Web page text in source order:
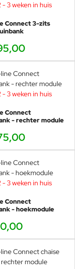
design en wij
functionaliteit.
in gedachten om
producten die
comfortabeler
ook nauw samen
- 3 weken in huis
Connect 3-zits
- 3 weken in huis
Connect
- rechter module
- 3 weken in huis
Connect
- hoekmodule